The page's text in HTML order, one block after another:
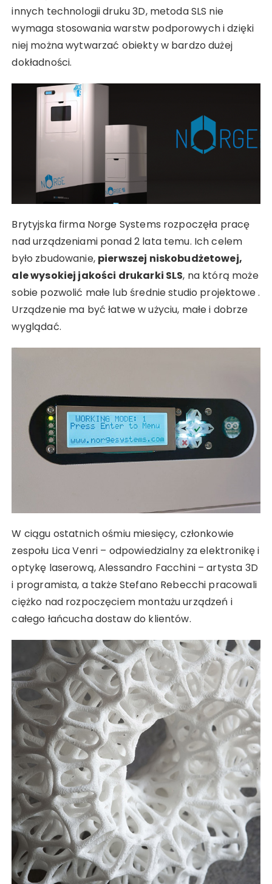
innych technologii druku 3D, metoda SLS nie
wymaga stosowania warstw podporowych i dzięki
niej można wytwarzać obiekty w bardzo dużej
dokładności.
Brytyjska firma Norge Systems rozpoczęła pracę
nad urządzeniami ponad 2 lata temu. Ich celem
było zbudowanie, pierwszej niskobudżetowej,
ale wysokiej jakości drukarki SLS, na którą może
sobie pozwolić małe lub średnie studio projektowe .
Urządzenie ma być łatwe w użyciu, małe i dobrze
wyglądać.
W ciągu ostatnich ośmiu miesięcy, członkowie
zespołu Lica Venri – odpowiedzialny za elektronikę i
optykę laserową, Alessandro Facchini – artysta 3D
i programista, a także Stefano Rebecchi pracowali
ciężko nad rozpoczęciem montażu urządzeń i
całego łańcucha dostaw do klientów.